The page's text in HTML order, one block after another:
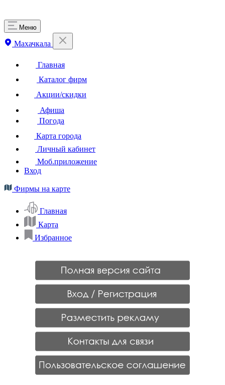
Меню
Махачкала
Главная
Каталог фирм
Акции/скидки
Афиша
Погода
Карта города
Личный кабинет
Моб.приложение
Вход
Фирмы на карте
Главная
Карта
Избранное